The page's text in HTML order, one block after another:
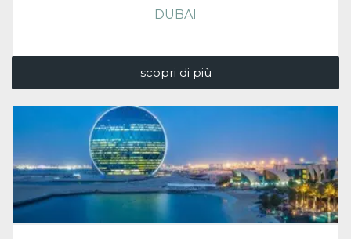
DUBAI
scopri di più